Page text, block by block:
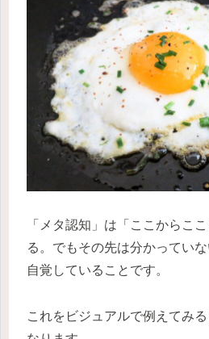
「メタ認知」は「ここからこ
る。でもその先は分かってい
自覚していることです。
これをビジュアルで例えてみ